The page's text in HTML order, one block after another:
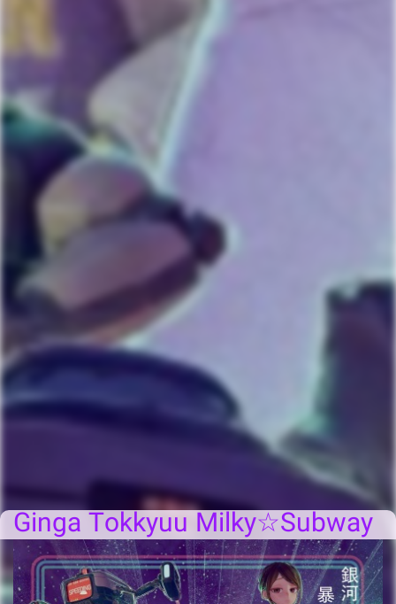
Ginga Tokkyuu Milky☆Subway